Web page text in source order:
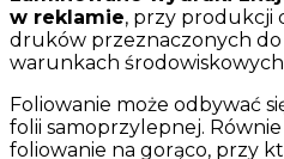
w reklamie, przy produkcji
druków przeznaczonych
warunkach
Foliowanie może odbywać
folii samoprzylepnej.
foliowanie na gorąco, przy